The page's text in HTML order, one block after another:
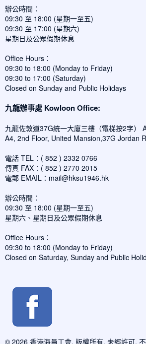
辦公時間：
09:30 至 18:00 (星期一至五)
09:30 至 17:00 (星期六)
星期日及公眾假期休息
Office Hours：
09:30 to 18:00 (Monday to Friday)
09:30 to 17:00 (Saturday)
Closed on Sunday and Public Holidays
九龍辦事處 Kowloon Office:
九龍佐敦道37G統一大廈三樓（電梯按2字）
A4, 2nd Floor, United Mansion,37G Jordan
電話 TEL：( 852 ) 2332 0766
傳真 FAX：( 852 ) 2770 2015
電郵 EMAIL： mail@hksu1946.hk
辦公時間：
09:30 至 18:00 (星期一至五)
星期六、星期日及公眾假期休息
Office Hours：
09:30 to 18:00 (Monday to Friday)
Closed on Saturday, Sunday and Public
© 2026 香港海員工會. 版權所有, 未經許可,